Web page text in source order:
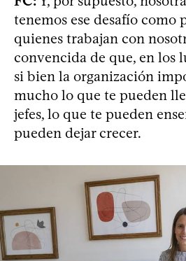
tenemos ese desafío como
quienes trabajan con
convencida de que, en los
si bien la organización
mucho lo que te pueden
jefes, lo que te pueden
pueden dejar crecer.